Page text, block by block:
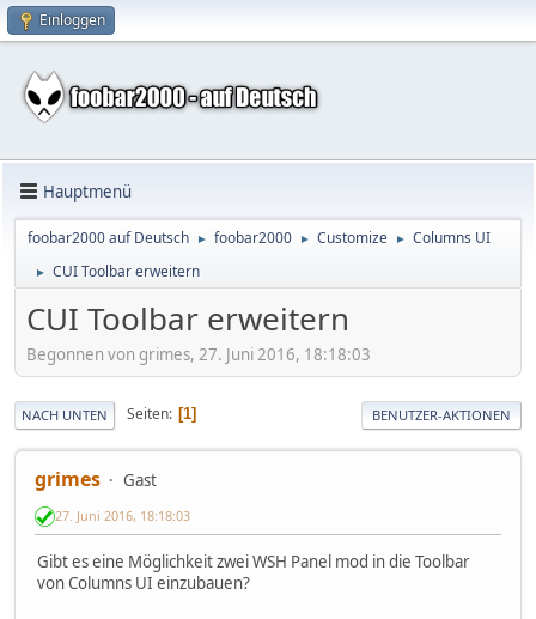
Einloggen
Hauptmenü
foobar2000 auf Deutsch ► foobar2000 ► Customize ► Columns UI
► CUI Toolbar erweitern
CUI Toolbar erweitern
Begonnen von grimes, 27. Juni 2016, 18:18:03
NACH UNTEN Seiten 1 BENUTZER-AKTIONEN
grimes Gast
27. Juni 2016, 18:18:03
Gibt es eine Möglichkeit zwei WSH Panel mod in die Toolbar
von Columns UI einzubauen?